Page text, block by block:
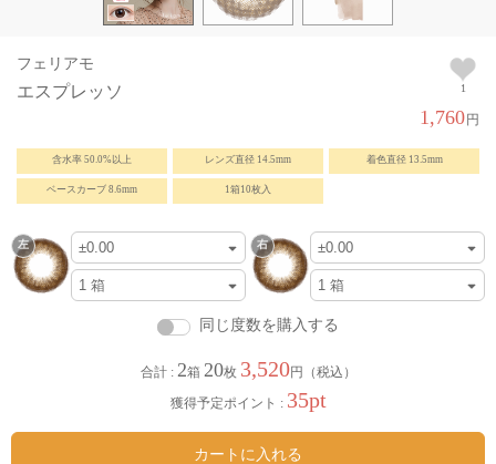
1
フェリアモ
エスプレッソ
1,760円
含水率 50.0%以上 レンズ直径 14.5mm 着色直径 13.5mm
ベースカーブ 8.6mm 1箱10枚入
同じ度数を購入する
合計 : 2箱 20枚 3,520円（税込）
獲得予定ポイント : 35pt
カートに入れる